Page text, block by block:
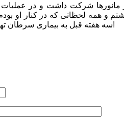
و همه لحظاتی که در کنار او
سه هفته قبل به بیماری سرطان تهاجمی مبتلا شد و روز چهارشنبه جان باخت!